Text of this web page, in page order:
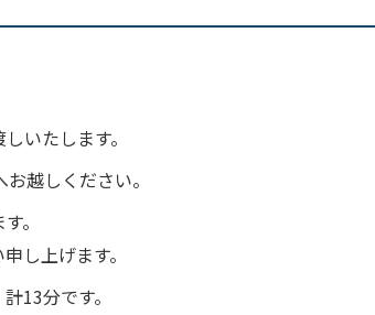
いたします。
越しください。
。
し上げます。
13分です。